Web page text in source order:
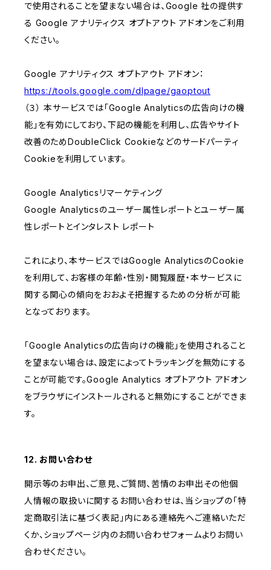
で使用されることを望まない場合は、Google 社の提供す
る Google アナリティクス オプトアウト アドオンをご利用
ください。
Google アナリティクス オプトアウト アドオン：
https://tools.google.com/dlpage/gaoptout
（３） 本サービスでは「Google Analyticsの広告向けの機
能」を有効にしており、下記の機能を利用し、広告やサイト
改善のためDoubleClick Cookieなどのサードパーティ
Cookieを利用しています。
Google Analyticsリマーケティング
Google Analyticsのユーザー属性レポートとユーザー属
性レポートとインタレスト レポート
これにより、本サービスではGoogle AnalyticsのCookie
を利用して、お客様の年齢・性別・閲覧履歴・本サービスに
関する関心の傾向をおおよそ把握するための分析が可能
となっております。
「Google Analyticsの広告向けの機能」を使用されること
を望まない場合は、設定によってトラッキングを無効にする
ことが可能です。Google Analytics オプトアウト アドオン
をブラウザにインストールされると無効にすることができま
す。
12. お問い合わせ
開示等のお申出、ご意見、ご質問、苦情のお申出その他個
人情報の取扱いに関するお問い合わせは、当ショップの「特
定商取引法に基づく表記」内にある連絡先へご連絡いただ
くか、ショップページ内のお問い合わせフォームよりお問い
合わせください。